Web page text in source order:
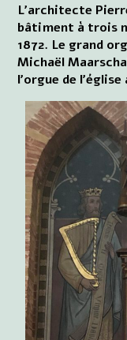
L'architecte
bâtiment à trois
1872. Le grand
Michaël
l'orgue de